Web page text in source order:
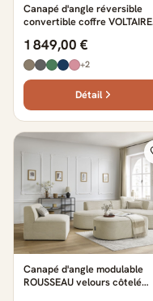
Canapé d'angle réversible
convertible coffre VOLTAIRE
1 849,00 €
+2
Détail
Canapé d'angle modulable
ROUSSEAU velours côtelé